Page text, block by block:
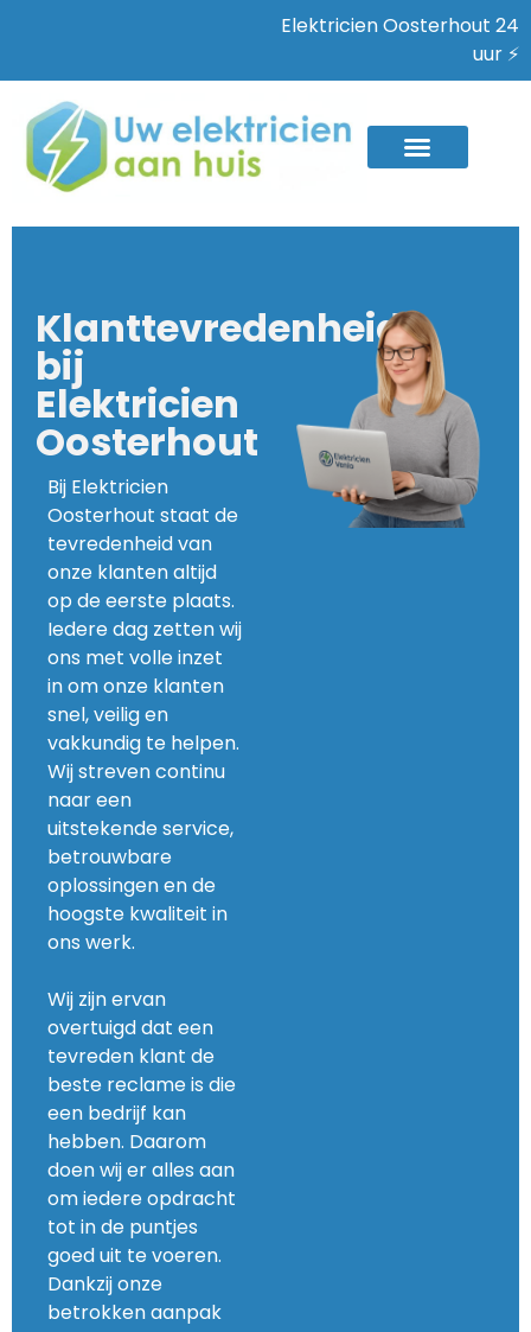
Elektricien Oosterhout 24
uur ⚡
Klanttevredenheid
bij
Elektricien
Oosterhout
Bij Elektricien
Oosterhout staat de
tevredenheid van
onze klanten altijd
op de eerste plaats.
Iedere dag zetten wij
ons met volle inzet
in om onze klanten
snel, veilig en
vakkundig te helpen.
Wij streven continu
naar een
uitstekende service,
betrouwbare
oplossingen en de
hoogste kwaliteit in
ons werk.
Wij zijn ervan
overtuigd dat een
tevreden klant de
beste reclame is die
een bedrijf kan
hebben. Daarom
doen wij er alles aan
om iedere opdracht
tot in de puntjes
goed uit te voeren.
Dankzij onze
betrokken aanpak